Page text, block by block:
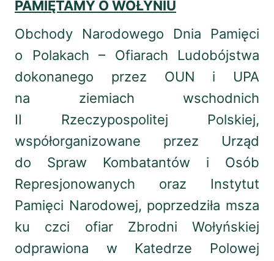
19.08.1941- Przybycie do Tobruku pierwszych
Karpackich, która uczestniczyła w walkach
w obronie pustynnej twierdzy.
20.08.1968- Inwazja wojsk pięciu państw Układu
Warszawskiego („Operacja Dunaj”)
22.08.1864 - Podpisanie Konwencji Genewskiej
o ochronie rannych żołnierzy w czasie wojny
i zapewnieniu neutralności służbom sanitarnym
i cywilom pomagającym ofiarom konfliktu.
23.08.1939- Podpisanie w Moskwie paktu
Ribbentrop-Mołotow z tajnym protokołem
o rozgraniczeniu stref wpływów niemieckich
i radzieckich w Europie Środkowej i Wschodniej.
PAMIĘTAMY O WOŁYNIU
Obchody Narodowego Dnia Pamięci
o Polakach – Ofiarach Ludobójstwa
dokonanego przez OUN i UPA
na ziemiach wschodnich
II Rzeczypospolitej Polskiej,
współorganizowane przez Urząd
do Spraw Kombatantów i Osób
Represjonowanych oraz Instytut
Pamięci Narodowej, poprzedziła msza
ku czci ofiar Zbrodni Wołyńskiej
odprawiona w Katedrze Polowej